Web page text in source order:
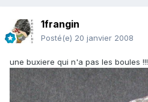
1frangin
Posté(e) 20 janvier 2008
une buxiere qui n'a pas les boules !!!